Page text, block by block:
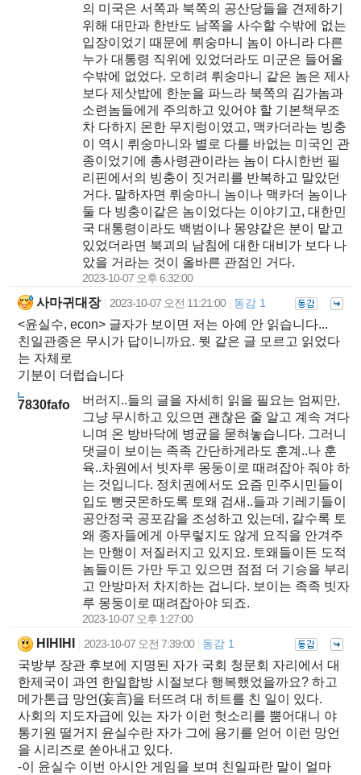
의 미국은 서쪽과 북쪽의 공산당들을 견제하기
위해 대만과 한반도 남쪽을 사수할 수밖에 없는
입장이었기 때문에 뤼숭마니 놈이 아니라 다른
누가 대통령 직위에 있었더라도 미군은 들어올
수밖에 없었다. 오히려 뤼숭마니 같은 놈은 제사
보다 제삿밥에 한눈을 파느라 북쪽의 김가놈과
소련놈들에게 주의하고 있어야 할 기본책무조
차 다하지 몬한 무지렁이였고, 맥카더라는 빙충
이 역시 뤼숭마니와 별로 다를 바없는 미국인 관
종이었기에 총사령관이라는 놈이 다시한번 필
리핀에서의 빙충이 짓거리를 반복하고 말았던
거다. 말하자면 뤼숭마니 놈이나 맥카더 놈이나
둘 다 빙충이같은 놈이었다는 이야기고, 대한민
국 대통령이라도 백범이나 몽양같은 분이 맡고
있었더라면 북괴의 남침에 대한 대비가 보다 나
았을 거라는 것이 올바른 관점인 거다.
2023-10-07 오후 6:32:00
사마귀대장 2023-10-07 오전 11:21:00 동감 1
<윤실수, econ> 글자가 보이면 저는 아예 안 읽습니다...
친일관종은 무시가 답이니까요. 뭣 같은 글 모르고 읽었다
는 자체로
기분이 더럽습니다
7830fafo
버러지..들의 글을 자세히 읽을 필요는 엄찌만,
그냥 무시하고 있으면 괜찮은 줄 알고 계속 겨다
니며 온 방바닥에 병균을 묻혀놓습니다. 그러니
댓글이 보이는 족족 간단하게라도 훈계..나 훈
육..차원에서 빗자루 몽둥이로 때려잡아 줘야 하
는 것입니다. 정치권에서도 요즘 민주시민들이
입도 뻥긋몬하도록 토왜 검새..들과 기레기들이
공안정국 공포감을 조성하고 있는데, 갈수록 토
왜 종자들에게 아무렇지도 않게 요직을 안겨주
는 만행이 저질러지고 있지요. 토왜들이든 도적
놈들이든 가만 두고 있으면 점점 더 기승을 부리
고 안방마저 차지하는 겁니다. 보이는 족족 빗자
루 몽둥이로 때려잡아야 되죠.
2023-10-07 오후 1:27:00
HIHIHI 2023-10-07 오전 7:39:00 동감 1
국방부 장관 후보에 지명된 자가 국회 청문회 자리에서 대
한제국이 과연 한일합방 시절보다 행복했었을까요? 하고
메가톤급 망언(妄言)을 터뜨려 대 히트를 친 일이 있다.
사회의 지도자급에 있는 자가 이런 헛소리를 뿜어대니 야
통기원 떨거지 윤실수란 자가 그에 용기를 얻어 이런 망언
을 시리즈로 쏟아내고 있다.
-이 윤실수 이번 아시안 게임을 보며 친일파란 말이 얼마